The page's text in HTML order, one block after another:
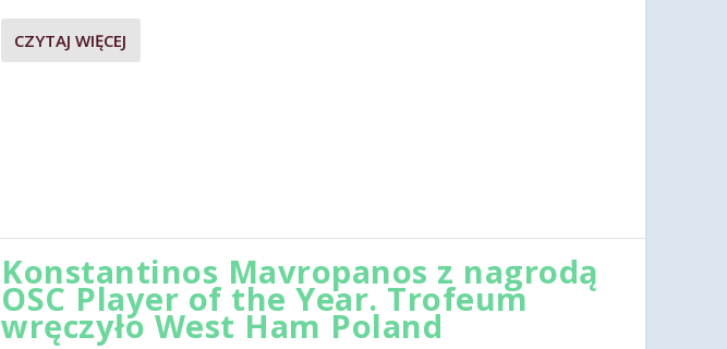
CZYTAJ WIĘCEJ
Konstantinos Mavropanos z nagrodą
OSC Player of the Year. Trofeum
wręczyło West Ham Poland